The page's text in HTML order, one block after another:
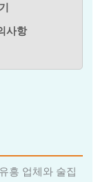
사항
흥 업체와 술집